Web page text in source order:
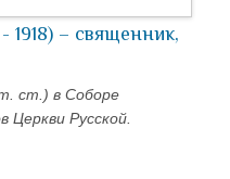
1918) – священник,
ст.) в Соборе
Церкви Русской.